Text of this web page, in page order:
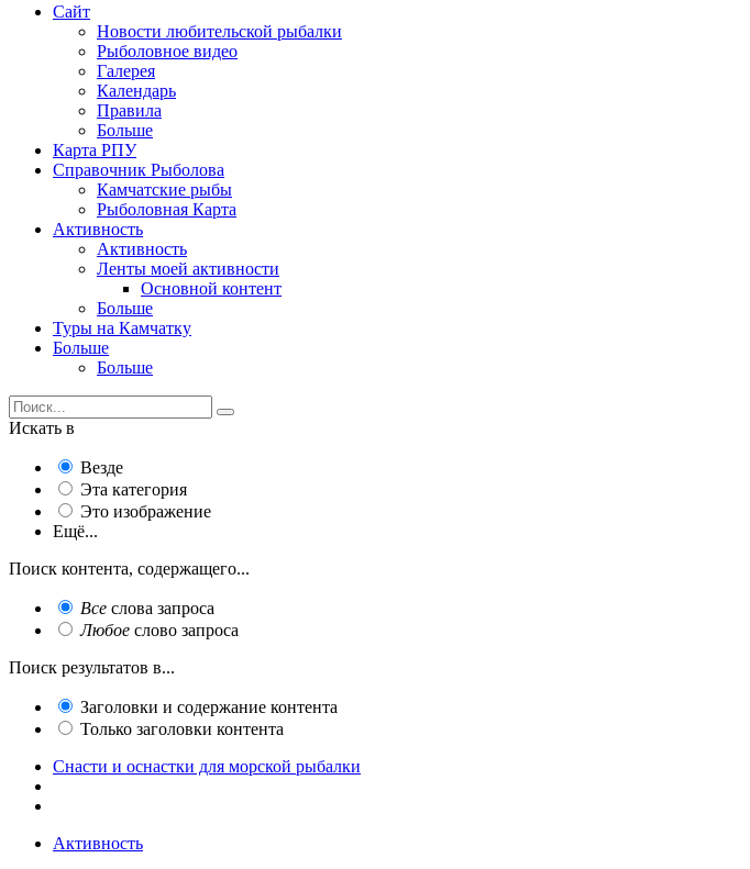
Сайт
Новости любительской рыбалки
Рыболовное видео
Галерея
Календарь
Правила
Больше
Карта РПУ
Справочник Рыболова
Камчатские рыбы
Рыболовная Карта
Активность
Активность
Ленты моей активности
Основной контент
Больше
Туры на Камчатку
Больше
Больше
Искать в
Везде
Эта категория
Это изображение
Ещё...
Поиск контента, содержащего...
Все слова запроса
Любое слово запроса
Поиск результатов в...
Заголовки и содержание контента
Только заголовки контента
Снасти и оснастки для морской рыбалки
Активность